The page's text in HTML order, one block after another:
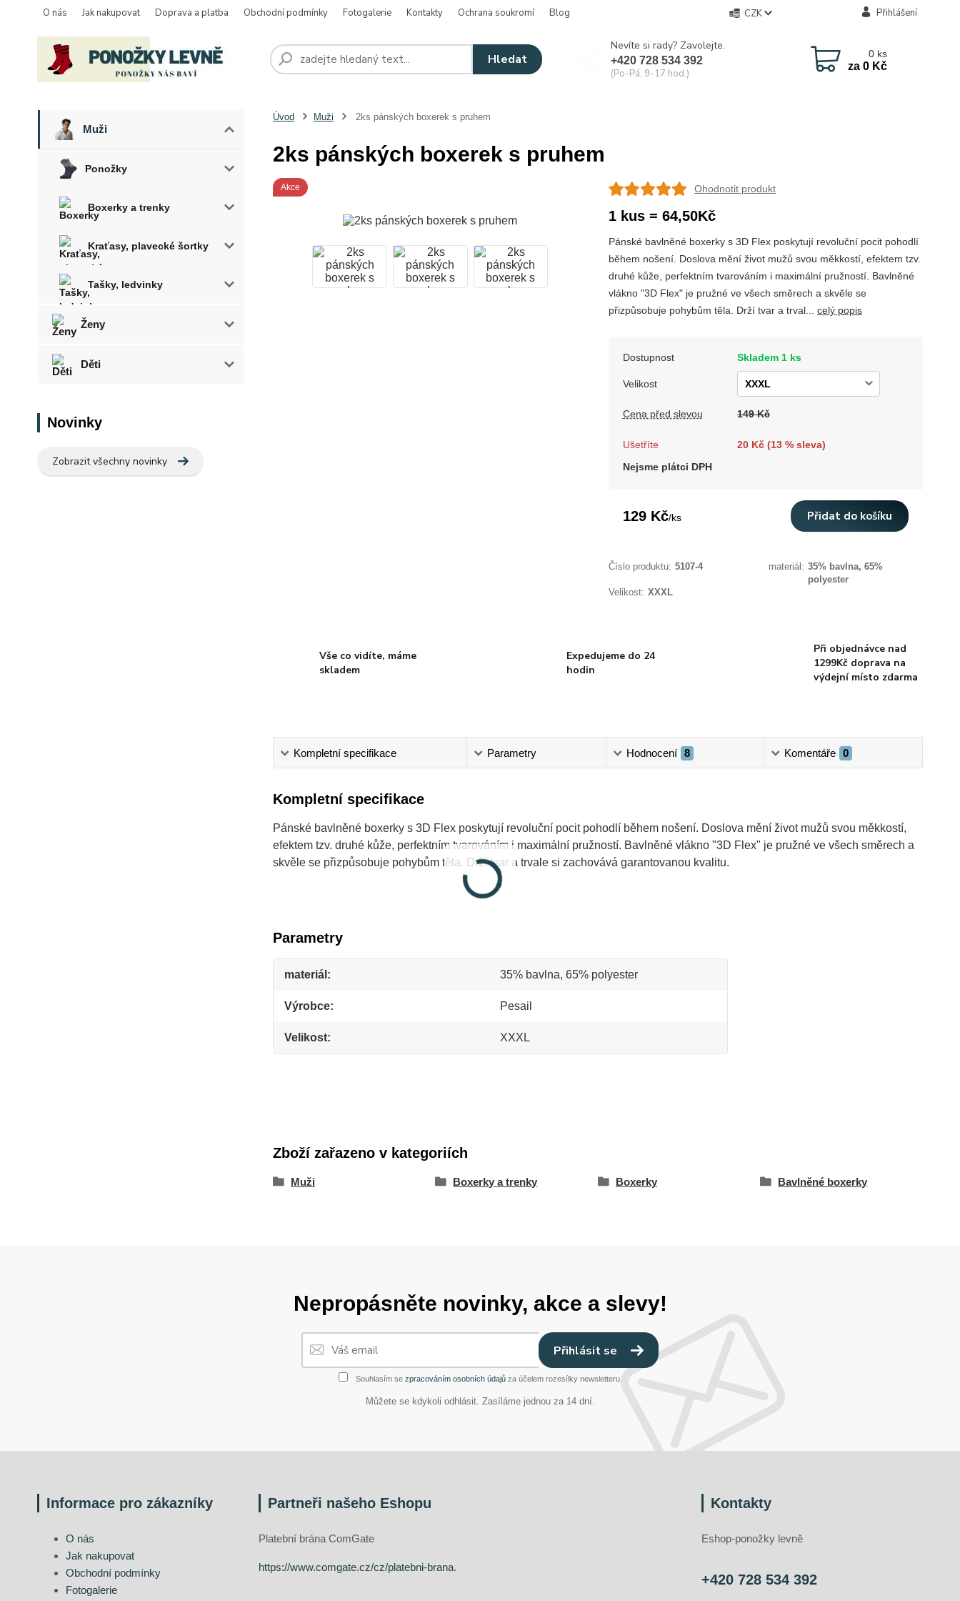
O nás Jak nakupovat Doprava a platba Obchodní podmínky Fotogalerie Kontakty Ochrana soukromí Blog CZK Přihlášení
Hledat
Nevíte si rady? Zavolejte.
+420 728 534 392
(Po-Pá, 9-17 hod.)
0 ks
za 0 Kč
Muži
Ponožky
Boxerky a trenky
Kraťasy, plavecké šortky
Tašky, ledvinky
Ženy
Děti
Novinky
Zobrazit všechny novinky
Úvod Muži 2ks pánských boxerek s pruhem
2ks pánských boxerek s pruhem
Akce Ohodnotit produkt
1 kus = 64,50Kč
Pánské bavlněné boxerky s 3D Flex poskytují revoluční pocit pohodlí
během nošení. Doslova mění život mužů svou měkkostí, efektem tzv.
druhé kůže, perfektním tvarováním i maximální pružností. Bavlněné
vlákno "3D Flex" je pružné ve všech směrech a skvěle se
přizpůsobuje pohybům těla. Drží tvar a trval... celý popis
Dostupnost Skladem 1 ks
Velikost
Cena před slevou 149 Kč
Ušetříte 20 Kč (13% sleva)
Nejsme plátci DPH
129 Kč/ks Přidat do košíku
Číslo produktu: 5107-4 materiál: 35% bavlna, 65%
polyester
Velikost: XXXL
Vše co vidíte, máme
skladem
Expedujeme do 24
hodin
Při objednávce nad
1299Kč doprava na
výdejní místo zdarma
Kompletní specifikace Parametry Hodnocení 8 Komentáře 0
Kompletní specifikace
Pánské bavlněné boxerky s 3D Flex poskytují revoluční pocit pohodlí během nošení. Doslova mění život mužů svou měkkostí,
efektem tzv. druhé kůže, perfektním tvarováním i maximální pružností. Bavlněné vlákno "3D Flex" je pružné ve všech směrech a
skvěle se přizpůsobuje pohybům těla. Drží tvar a trvale si zachovává garantovanou kvalitu.
Parametry
materiál 35% bavlna, 65% polyester
Výrobce Pesail
Velikost XXXL
Zboží zařazeno v kategoriích
Muži Boxerky a trenky Boxerky Bavlněné boxerky
Nepropásněte novinky, akce a slevy!
Přihlásit se
Souhlasím se zpracováním osobních údajůza účelem rozesílky newsletteru.
Můžete se kdykoli odhlásit. Zasíláme jednou za 14 dní.
Informace pro zákazníky
O nás
Jak nakupovat
Obchodní podmínky
Fotogalerie
Partneři našeho Eshopu
Platební brána ComGate
https://www.comgate.cz/cz/platebni-brana.
Kontakty
Eshop-ponožky levně
+420 728 534 392